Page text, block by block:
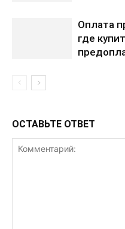
Оплата
где
ОСТАВЬТЕ ОТВЕТ